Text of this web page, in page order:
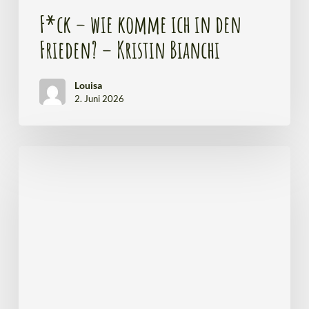
F*ck – wie komme ich in den
Frieden? – Kristin Bianchi
Louisa
2. Juni 2026